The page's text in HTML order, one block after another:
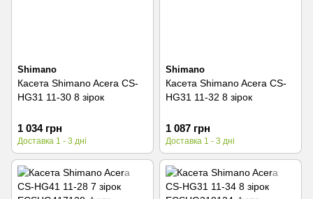
Shimano
Касета Shimano Acera CS-
HG31 11-30 8 зірок
1 034 грн
Доставка 1 - 3 дні
Shimano
Касета Shimano Acera CS-
HG31 11-32 8 зірок
1 087 грн
Доставка 1 - 3 дні